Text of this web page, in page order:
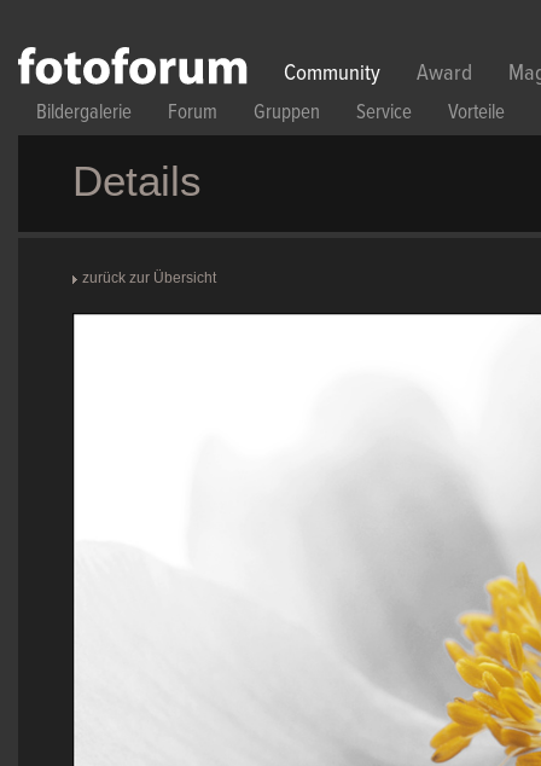
Community Award
Bildergalerie Forum Gruppen Service Vorteile
Details
zurück zur Übersicht